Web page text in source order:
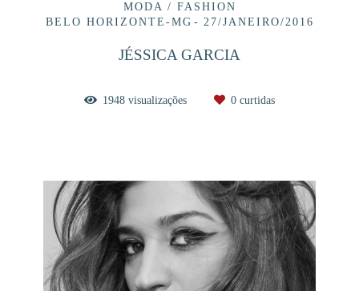
MODA / FASHION
BELO HORIZONTE-MG
27/JANEIRO/2016
JÉSSICA GARCIA
1948 visualizações 0 curtidas